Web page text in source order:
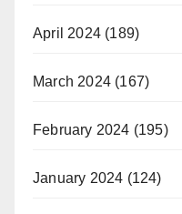
April 2024 (189)
March 2024 (167)
February 2024 (195)
January 2024 (124)